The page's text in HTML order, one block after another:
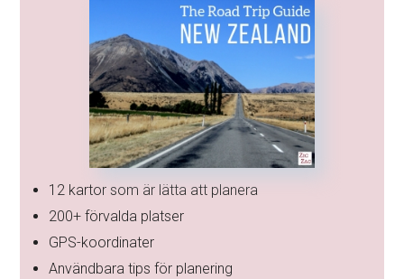
12 kartor som är lätta att planera
200+ förvalda platser
GPS-koordinater
Användbara tips för planering